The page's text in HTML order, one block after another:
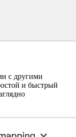
с другими
и быстрый